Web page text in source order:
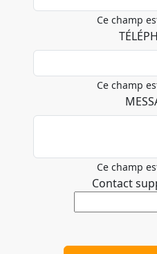
Ce champ
Ce champ
Ce champ
Contact